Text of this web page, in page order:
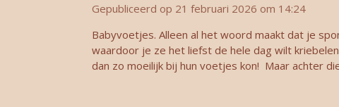
Gepubliceerd op 21 februari 2026 om 14:24
Babyvoetjes. Alleen al het woord maakt dat je
waardoor je ze het liefst de hele dag wilt
dan zo moeilijk bij hun voetjes kon! Maar achter